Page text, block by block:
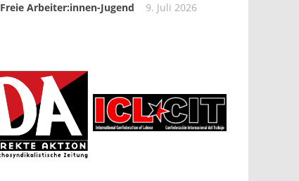
Freie Arbeiter:innen-Jugend
9. Juli 2026